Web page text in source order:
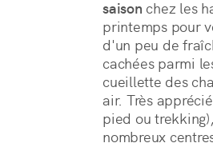
saison chez les
printemps pour
d'un peu de
cachées parmi
cueillette des
air. Très
pied ou
nombreux